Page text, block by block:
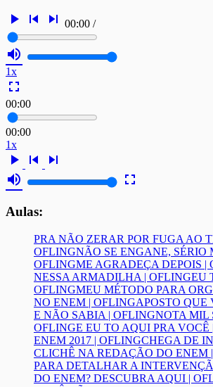
play_arrow skip_previous skip_next 00:00 /
volume_up
1x
fullscreen
00:00
00:00
1x
play_arrow skip_previous
skip_next
volume_up
fullscreen
Aulas:
PRA NÃO ZERAR POR FUGA AO
OFLINGNÃO SE ENGANE, SÉRIO
OFLINGME AGRADEÇA DEPOIS |
NESSA ARMADILHA | OFLINGEU
OFLINGMEU MÉTODO PARA
NO ENEM | OFLINGAPOSTO QUE
E NÃO SABIA | OFLINGNOTA MIL
OFLINGE EU TO AQUI PRA VOCÊ
ENEM 2017 | OFLINGCHEGA DE
CLICHÊ NA REDAÇÃO DO ENEM
PARA DETALHAR A
DO ENEM? DESCUBRA AQUI |